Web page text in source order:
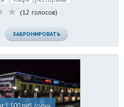
(12 голосов)
ЗАБРОНИРОВАТЬ